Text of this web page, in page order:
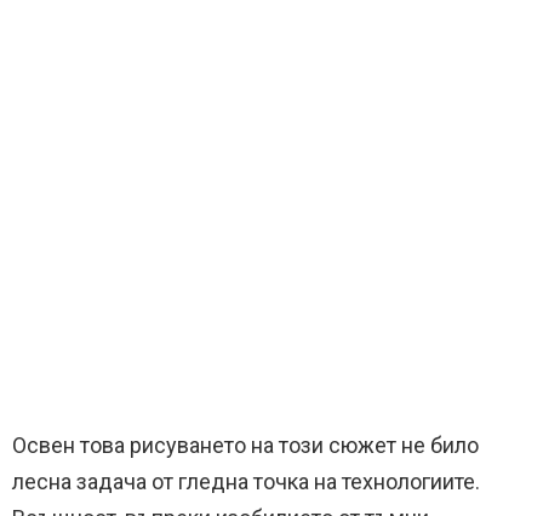
Освен това рисуването на този сюжет не било
лесна задача от гледна точка на технологиите.